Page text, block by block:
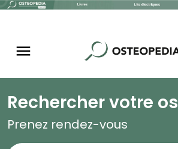
Rechercher votre
Prenez rendez-vous